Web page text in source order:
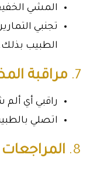
المشي
تجنبي
الطبيب
7. مراقبة
راقبي أي ألم
اتصلي
8.